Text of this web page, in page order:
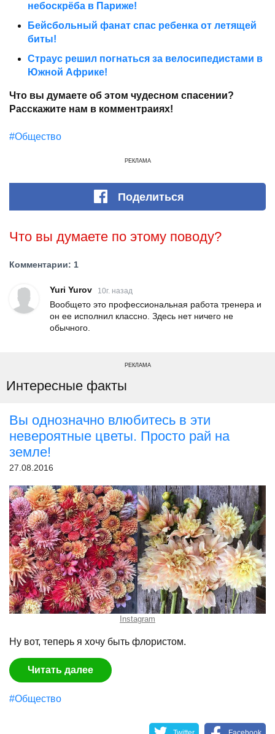
небоскрёба в Париже!
Бейсбольный фанат спас ребенка от летящей
биты!
Страус решил погнаться за велосипедистами в
Южной Африке!
Что вы думаете об этом чудесном спасении?
Расскажите нам в комментраиях!
#Общество
РЕКЛАМА
Поделиться
Что вы думаете по этому поводу?
Комментарии: 1
Yuri Yurov 10г. назад
Вообщето это профессиональная работа тренера и
он ее исполнил классно. Здесь нет ничего не
обычного.
РЕКЛАМА
Интересные факты
Вы однозначно влюбитесь в эти
невероятные цветы. Просто рай на
земле!
27.08.2016
Instagram
Ну вот, теперь я хочу быть флористом.
Читать далее
#Общество